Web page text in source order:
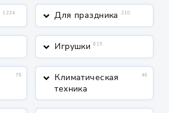
1224 keyboard_arrow_down Для праздника 210
keyboard_arrow_down Игрушки 815
76 keyboard_arrow_down Климатическая
техника
46